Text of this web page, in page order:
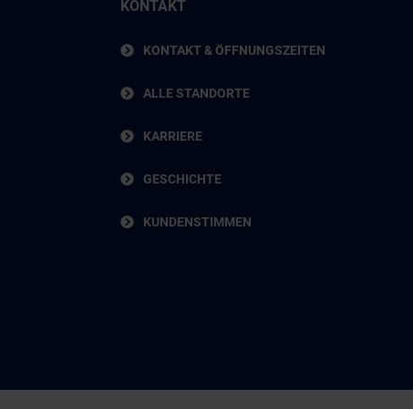
KONTAKT
KONTAKT & ÖFFNUNGSZEITEN
ALLE STANDORTE
KARRIERE
GESCHICHTE
KUNDENSTIMMEN